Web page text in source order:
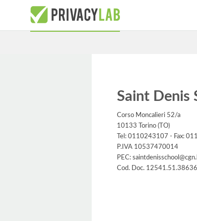
Saint Denis
Corso Moncalieri 52/a
10133 Torino (TO)
Tel: 0110243107 - Fax:
P.IVA 10537470014
PEC:
Cod. Doc.